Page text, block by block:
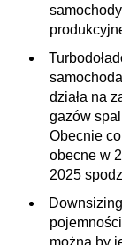
działa na
gazów
Obecnie
obecne w
2025
można by